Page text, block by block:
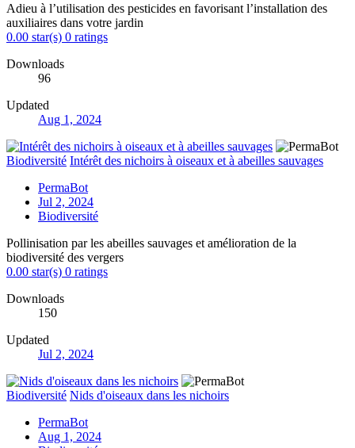
Adieu à l’utilisation des pesticides en favorisant l’installation des
auxiliaires dans votre jardin
0.00 star(s) 0 ratings
Downloads
96
Updated
Aug 1, 2024
Biodiversité Intérêt des nichoirs à oiseaux et à abeilles sauvages
PermaBot
Jul 2, 2024
Biodiversité
Pollinisation par les abeilles sauvages et amélioration de la
biodiversité des vergers
0.00 star(s) 0 ratings
Downloads
150
Updated
Jul 2, 2024
Biodiversité Nids d'oiseaux dans les nichoirs
PermaBot
Aug 1, 2024